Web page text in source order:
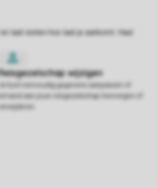
Je kunt eenvoudig gegevens aanpassen of
iemand aan jouw reisgezelschap toevoegen of
verwijderen.